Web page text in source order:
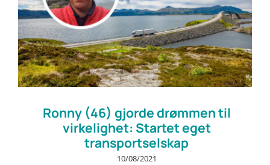
Ronny (46) gjorde drømmen til
virkelighet: Startet eget
transportselskap
10/08/2021